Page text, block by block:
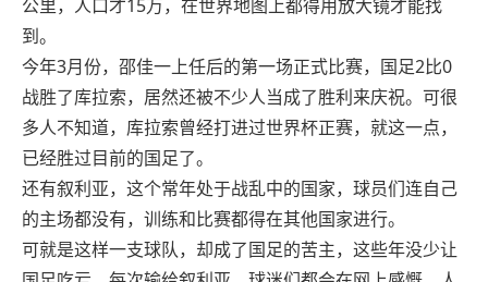
公里，人口才15万，在世界地图上都得用放大镜才能找
到。
今年3月份，邵佳一上任后的第一场正式比赛，国足2比0
战胜了库拉索，居然还被不少人当成了胜利来庆祝。可很
多人不知道，库拉索曾经打进过世界杯正赛，就这一点，
已经胜过目前的国足了。
还有叙利亚，这个常年处于战乱中的国家，球员们连自己
的主场都没有，训练和比赛都得在其他国家进行。
可就是这样一支球队，却成了国足的苦主，这些年没少让